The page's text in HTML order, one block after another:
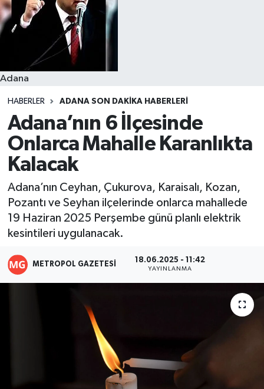
Adana
HABERLER ADANA SON DAKIKA HABERLERI
Adana’nın 6 İlçesinde
Onlarca Mahalle Karanlıkta
Kalacak
Adana’nın Ceyhan, Çukurova, Karaisalı, Kozan,
Pozantı ve Seyhan ilçelerinde onlarca mahallede
19 Haziran 2025 Perşembe günü planlı elektrik
kesintileri uygulanacak.
METROPOL GAZETESI 18.06.2025 - 11:42
YAYINLANMA
Resmi İlanlar